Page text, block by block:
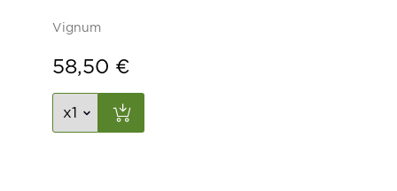
Vignum
58,50 €